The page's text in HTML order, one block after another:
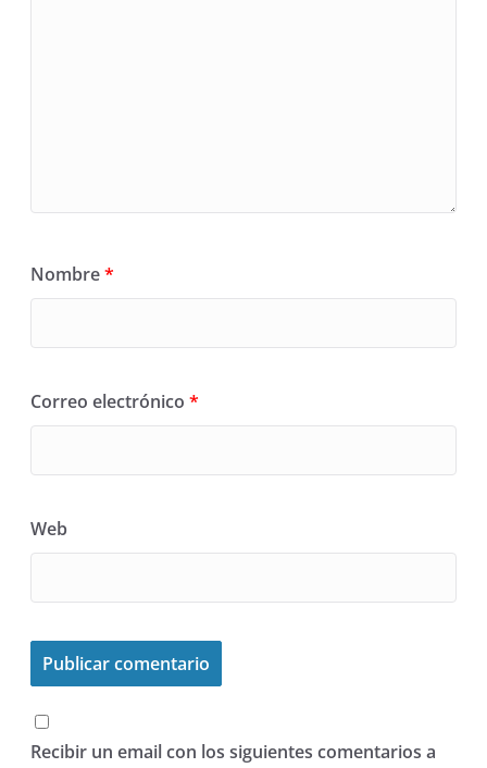
Nombre*
Correo electrónico*
Web
Recibir un email con los siguientes comentarios a